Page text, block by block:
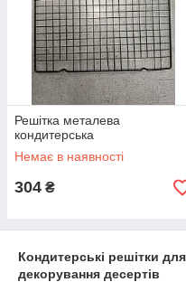
Решітка металева
кондитерська
Немає в наявності
304 ₴
Кондитерські решітки
декорування десертів